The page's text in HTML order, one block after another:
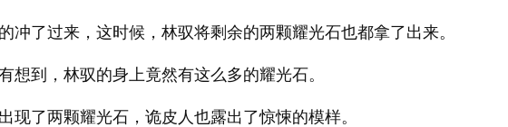
冲了过来，这时候，林驭将剩余的两颗耀光石也都拿了出来。
想到，林驭的身上竟然有这么多的耀光石。
现了两颗耀光石，诡皮人也露出了惊悚的模样。